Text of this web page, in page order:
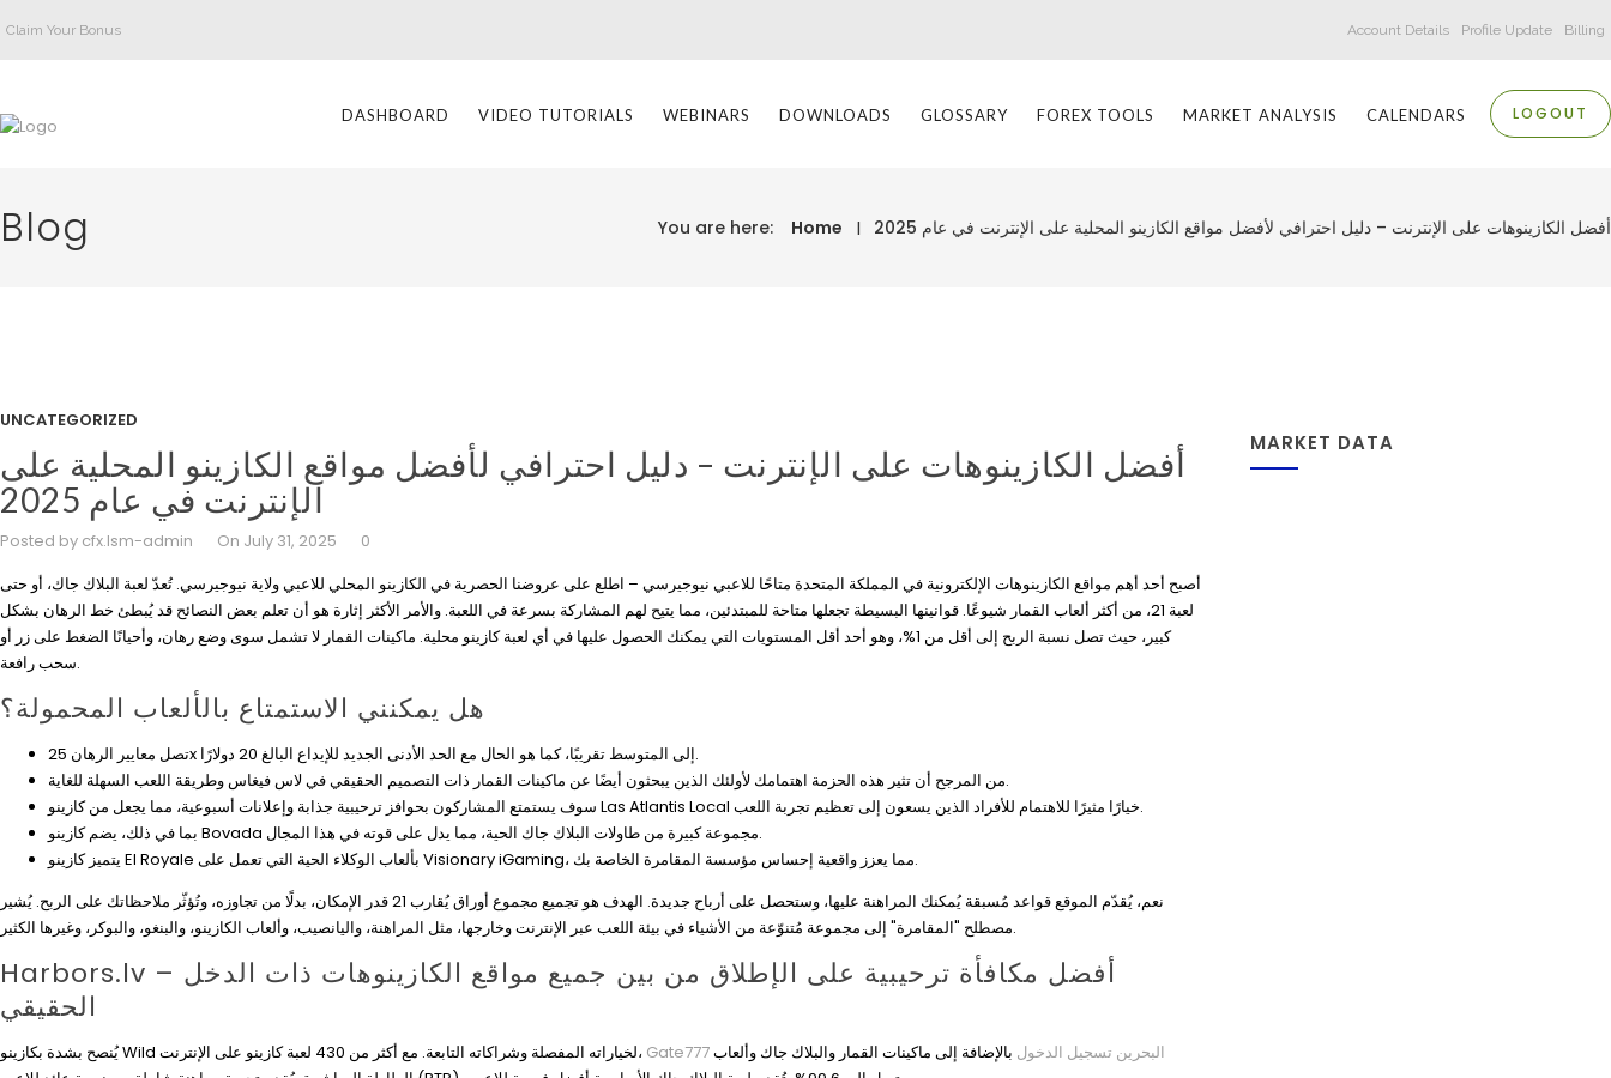
Claim Your Bonus Account Details Profile Update Billing
LOGOUT
DASHBOARD VIDEO TUTORIALS WEBINARS DOWNLOADS GLOSSARY FOREX TOOLS MARKET ANALYSIS CALENDARS
Blog You are here: Home أفضل الكازينوهات على الإنترنت – دليل احترافي لأفضل مواقع الكازينو المحلية على الإنترنت في عام 2025
UNCATEGORIZED
أفضل الكازينوهات على الإنترنت – دليل احترافي لأفضل مواقع الكازينو المحلية على
الإنترنت في عام 2025
Posted by cfx.lsm-admin On July 31, 2025
0
أصبح أحد أهم مواقع الكازينوهات الإلكترونية في المملكة المتحدة متاحًا للاعبي نيوجيرسي – اطلع على عروضنا الحصرية في الكازينو المحلي للاعبي ولاية نيوجيرسي. تُعدّ لعبة البلاك جاك، أو حتى
لعبة 21، من أكثر ألعاب القمار شيوعًا. قوانينها البسيطة تجعلها متاحة للمبتدئين، مما يتيح لهم المشاركة بسرعة في اللعبة. والأمر الأكثر إثارة هو أن تعلم بعض النصائح قد يُبطئ خط الرهان بشكل
كبير، حيث تصل نسبة الربح إلى أقل من 1%، وهو أحد أقل المستويات التي يمكنك الحصول عليها في أي لعبة كازينو محلية.
ماكينات القمار لا تشمل سوى وضع رهان، وأحيانًا الضغط على زر أو
سحب رافعة.
هل يمكنني الاستمتاع بالألعاب المحمولة؟
تصل معايير الرهان 25x إلى المتوسط تقريبًا، كما هو الحال مع الحد الأدنى الجديد للإيداع البالغ 20 دولارًا.
من المرجح أن تثير هذه الحزمة اهتمامك لأولئك الذين يبحثون أيضًا عن ماكينات القمار ذات التصميم الحقيقي في لاس فيغاس وطريقة اللعب السهلة للغاية.
سوف يستمتع المشاركون بحوافز ترحيبية جذابة وإعلانات أسبوعية، مما يجعل من كازينو Las Atlantis Local خيارًا مثيرًا للاهتمام للأفراد الذين يسعون إلى تعظيم تجربة اللعب.
بما في ذلك، يضم كازينو Bovada مجموعة كبيرة من طاولات البلاك جاك الحية، مما يدل على قوته في هذا المجال.
يتميز كازينو El Royale بألعاب الوكلاء الحية التي تعمل على Visionary iGaming، مما يعزز واقعية إحساس مؤسسة المقامرة الخاصة بك.
نعم، يُقدّم الموقع قواعد مُسبقة يُمكنك المراهنة عليها، وستحصل على أرباح جديدة. الهدف هو تجميع مجموع أوراق يُقارب 21 قدر الإمكان، بدلًا من تجاوزه، وتُؤثّر ملاحظاتك على الربح. يُشير
مصطلح "المقامرة" إلى مجموعة مُتنوّعة من الأشياء في بيئة اللعب عبر الإنترنت وخارجها، مثل المراهنة، واليانصيب، وألعاب الكازينو، والبنغو، والبوكر، وغيرها الكثير.
Harbors.lv – أفضل مكافأة ترحيبية على الإطلاق من بين جميع مواقع الكازينوهات ذات الدخل
الحقيقي
يُنصح بشدة بكازينو Wild لخياراته المفصلة وشراكاته التابعة. مع أكثر من 430 لعبة كازينو على الإنترنت، Gate777 البحرين تسجيل الدخول بالإضافة إلى ماكينات القمار والبلاك جاك وألعاب
MARKET DATA